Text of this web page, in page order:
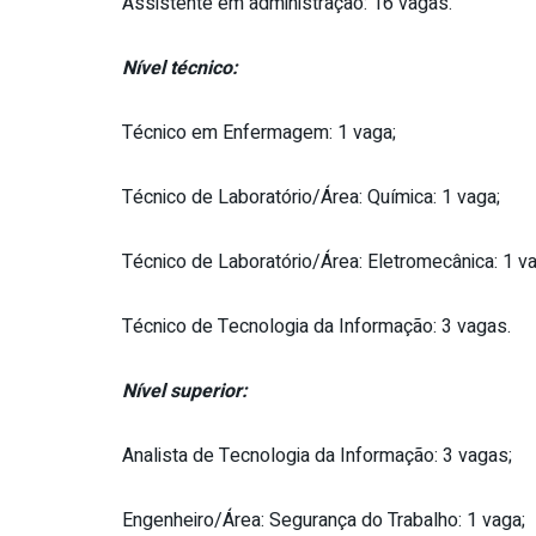
Nível técnico:
Técnico em Enfermagem: 1 vaga;
Técnico de Laboratório/Área: Química: 1 vaga;
Técnico de Laboratório/Área: Eletromecânica: 1
Técnico de Tecnologia da Informação: 3 vagas.
Nível superior:
Analista de Tecnologia da Informação: 3 vagas;
Engenheiro/Área: Segurança do Trabalho: 1 vaga;